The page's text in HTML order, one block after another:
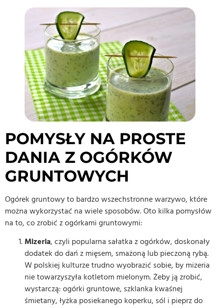
POMYSŁY NA PROSTE
DANIA Z OGÓRKÓW
GRUNTOWYCH
Ogórek gruntowy to bardzo wszechstronne warzywo, które
można wykorzystać na wiele sposobów. Oto kilka pomysłów
na to, co zrobić z ogórkami gruntowymi:
Mizeria, czyli popularna sałatka z ogórków, doskonały
dodatek do dań z mięsem, smażoną lub pieczoną rybą.
W polskiej kulturze trudno wyobrazić sobie, by mizeria
nie towarzyszyła kotletom mielonym. Żeby ją zrobić,
wystarczą: ogórki gruntowe, szklanka kwaśnej
śmietany, łyżka posiekanego koperku, sól i pieprz do